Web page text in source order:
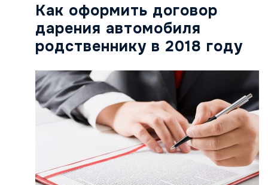
Как оформить договор
дарения автомобиля
родственнику в 2018 году